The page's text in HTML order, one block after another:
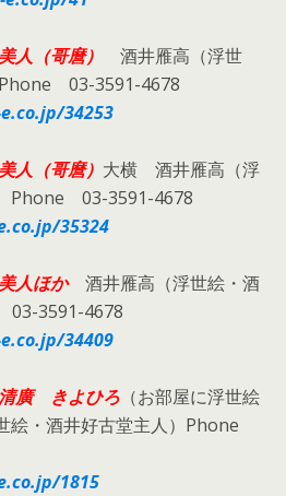
人（哥麿）
酒井雁高（浮世
Phone 03-3591-4678
34253
人（哥麿） 大横 酒井雁高（浮
Phone 03-3591-4678
35324
人ほか酒井雁高（浮世絵・酒
03-3591-4678
34409
廣 きよひろ （お部屋に浮世絵
絵・酒井好古堂主人）Phone
1815